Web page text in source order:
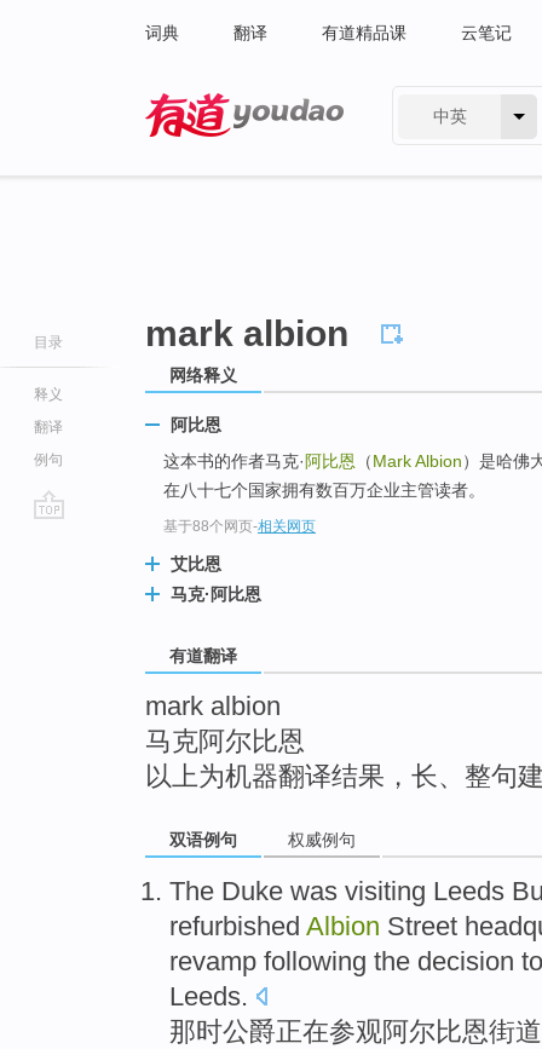
词典 翻译 有道精品课 云笔记
中英
目录
释义
翻译
例句
mark albion
网络释义
阿比恩
这本书的作者马克· 阿比恩 （Mark Albion）是哈佛
在八十七个国家拥有数百万企业主管读者。
基于88个网页-相关网页
艾比恩
马克·阿比恩
有道翻译
mark albion
马克阿尔比恩
以上为机器翻译结果，长、整句
双语例句 权威例句
The Duke was visiting Leeds
refurbished Albion Street
revamp following the decision
Leeds.
那时公爵正在参观阿尔比恩街道